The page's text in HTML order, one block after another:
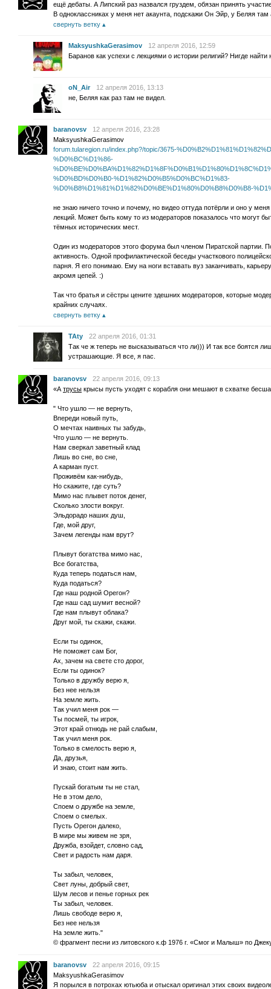
ещё дебаты. А Липский раз назвался груздем, обязан принять
В одноклассниках у меня нет акаунта, подскажи Он Эйр, у Беляя
свернуть ветку
MaksyushkaGerasimov
12 апреля 2016, 12:59
Баранов как успехи с лекциями о истории религий? Нигде
oN_Air
12 апреля 2016, 13:13
не, Беляя как раз там не видел.
baranovsv
12 апреля 2016, 23:28
MaksyushkaGerasimov
forum.tularegion.ru/index.php?/topic/3675-
%D0%BC%D1%86-
%D0%BD%D0%B0-%D1%82%D0%B5%D0%BC%D1%83-
%D0%B8%D1%81%D1%82%D0%BE%D1%80%D0%B8%D0%B8-
не знаю ничего точно и почему, но видео оттуда потёрли и оно у
лекций. Может быть кому то из модераторов показалось что могут
тёмных исторических мест.
Один из модераторов этого форума был членом Пиратской партии.
активность. Одной профилактической беседы участкового
парня. Я его понимаю. Ему на ноги вставать вуз заканчивать,
акромя цепей. :)
Так что братья и сёстры цените здешних модераторов, которые
крайних случаях.
свернуть ветку
TAty
22 апреля 2016, 01:31
Так че ж теперь не высказываться что ли))) И так все боятся
устрашающие. Я все, я пас.
baranovsv
22 апреля 2016, 09:13
«А трусы крысы пусть уходят с корабля они мешают в схватке
" Что ушло — не вернуть,
Впереди новый путь,
О мечтах наивных ты забудь,
Что ушло — не вернуть.
Нам сверкал заветный клад
Лишь во сне, во сне,
А карман пуст.
Проживём как-нибудь,
Но скажите, где суть?
Мимо нас плывет поток денег,
Сколько злости вокруг.
Эльдорадо наших душ,
Где, мой друг,
Зачем легенды нам врут?
Плывут богатства мимо нас,
Все богатства,
Куда теперь податься нам,
Куда податься?
Где наш родной Орегон?
Где наш сад шумит весной?
Где нам плывут облака?
Друг мой, ты скажи, скажи.
Если ты одинок,
Не поможет сам Бог,
Ах, зачем на свете сто дорог,
Если ты одинок?
Только в дружбу верю я,
Без нее нельзя
На земле жить.
Так учил меня рок —
Ты посмей, ты игрок,
Этот край отнюдь не рай слабым,
Так учил меня рок.
Только в смелость верю я,
Да, друзья,
И знаю, стоит нам жить.
Пускай богатым ты не стал,
Не в этом дело,
Споем о дружбе на земле,
Споем о смелых.
Пусть Орегон далеко,
В мире мы живем не зря,
Дружба, взойдет, словно сад,
Свет и радость нам даря.
Ты забыл, человек,
Свет луны, добрый свет,
Шум лесов и пенье горных рек
Ты забыл, человек.
Лишь свободе верю я,
Без нее нельзя
На земле жить."
© фрагмент песни из литовского к.ф 1976 г. «Смог и Малыш» по
baranovsv
22 апреля 2016, 09:15
MaksyushkaGerasimov
Я порылся в потрохах ютьюба и отыскал оригинал этих своих